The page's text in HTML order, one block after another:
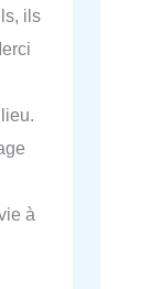
ils
à